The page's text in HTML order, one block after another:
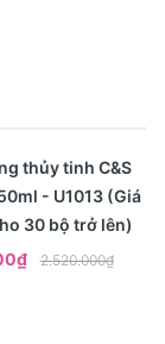
nhanh
thủy tinh C&S
- U1013 (Giá
30 bộ trở lên)
2.520.000₫